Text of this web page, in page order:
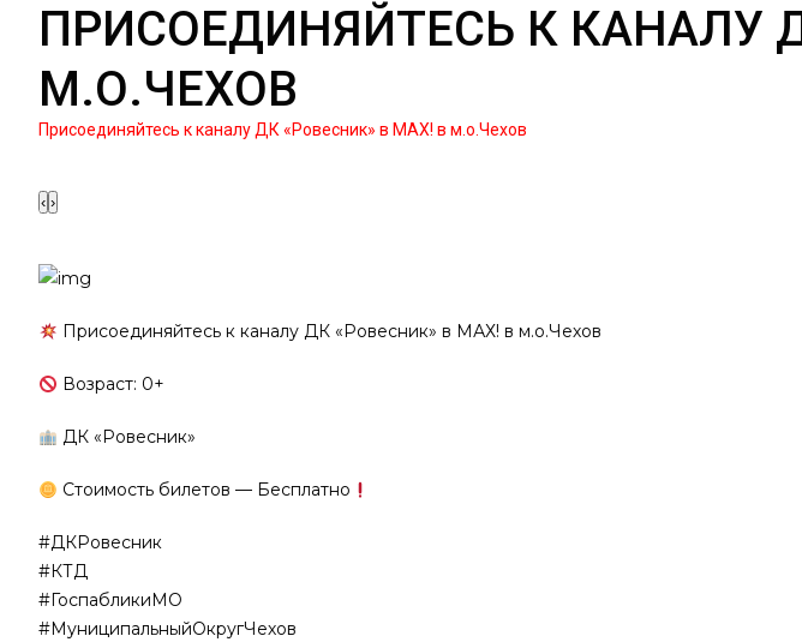
ПРИСОЕДИНЯЙТЕСЬ К КАНАЛУ
М.О.ЧЕХОВ
Присоединяйтесь к каналу ДК «Ровесник» в МАХ! в м.о.Чехов
‹ ›
Присоединяйтесь к каналу ДК «Ровесник» в МАХ! в м.о.Чехов
Возраст: 0+
ДК «Ровесник»
Стоимость билетов — Бесплатно
#ДКРовесник
#КТД
#ГоспабликиМО
#МуниципальныйОкругЧехов